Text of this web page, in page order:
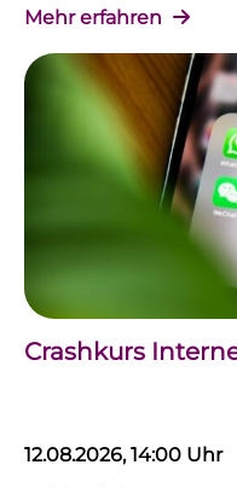
Mehr erfahren
Crashkurs
12.08.2026, 14:00 Uhr